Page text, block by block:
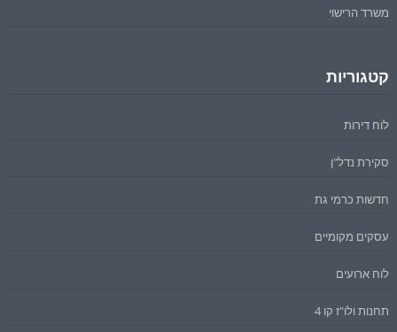
משרד הרישוי
קטגוריות
לוח דירות
סקירת נדל"ן
חדשות כרמי גת
עסקים מקומיים
לוח ארועים
תחנות ולו"ז קו 4